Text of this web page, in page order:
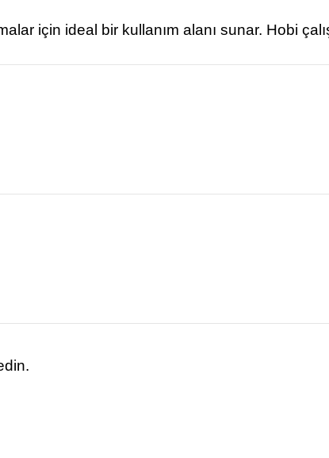
için ideal bir kullanım alanı sunar. Hobi